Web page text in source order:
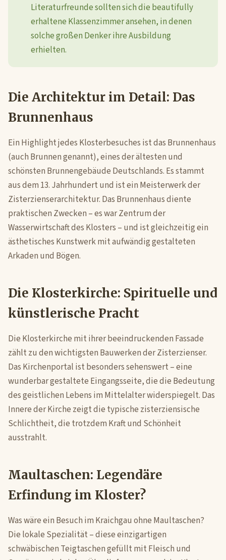
Literaturfreunde sollten sich die beautifully
erhaltene Klassenzimmer ansehen, in denen
solche großen Denker ihre Ausbildung
erhielten.
Die Architektur im Detail: Das
Brunnenhaus
Ein Highlight jedes Klosterbesuches ist das Brunnenhaus
(auch Brunnen genannt), eines der ältesten und
schönsten Brunnengebäude Deutschlands. Es stammt
aus dem 13. Jahrhundert und ist ein Meisterwerk der
Zisterzienserarchitektur. Das Brunnenhaus diente
praktischen Zwecken – es war Zentrum der
Wasserwirtschaft des Klosters – und ist gleichzeitig ein
ästhetisches Kunstwerk mit aufwändig gestalteten
Arkaden und Bögen.
Die Klosterkirche: Spirituelle und
künstlerische Pracht
Die Klosterkirche mit ihrer beeindruckenden Fassade
zählt zu den wichtigsten Bauwerken der Zisterzienser.
Das Kirchenportal ist besonders sehenswert – eine
wunderbar gestaltete Eingangsseite, die die Bedeutung
des geistlichen Lebens im Mittelalter widerspiegelt. Das
Innere der Kirche zeigt die typische zisterziensische
Schlichtheit, die trotzdem Kraft und Schönheit
ausstrahlt.
Maultaschen: Legendäre
Erfindung im Kloster?
Was wäre ein Besuch im Kraichgau ohne Maultaschen?
Die lokale Spezialität – diese einzigartigen
schwäbischen Teigtaschen gefüllt mit Fleisch und